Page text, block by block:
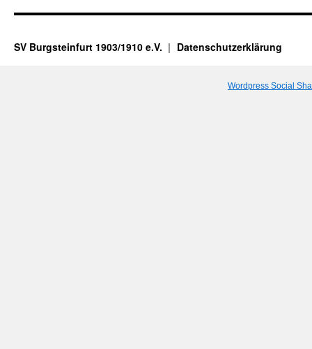
SV Burgsteinfurt 1903/1910 e.V. Datenschutzerklärung
Wordpress Social